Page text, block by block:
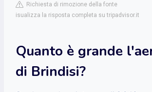
Richiesta di rimozione della fonte
isualizza la risposta completa su tripadvisor.it
Quanto è grande
di Brindisi?